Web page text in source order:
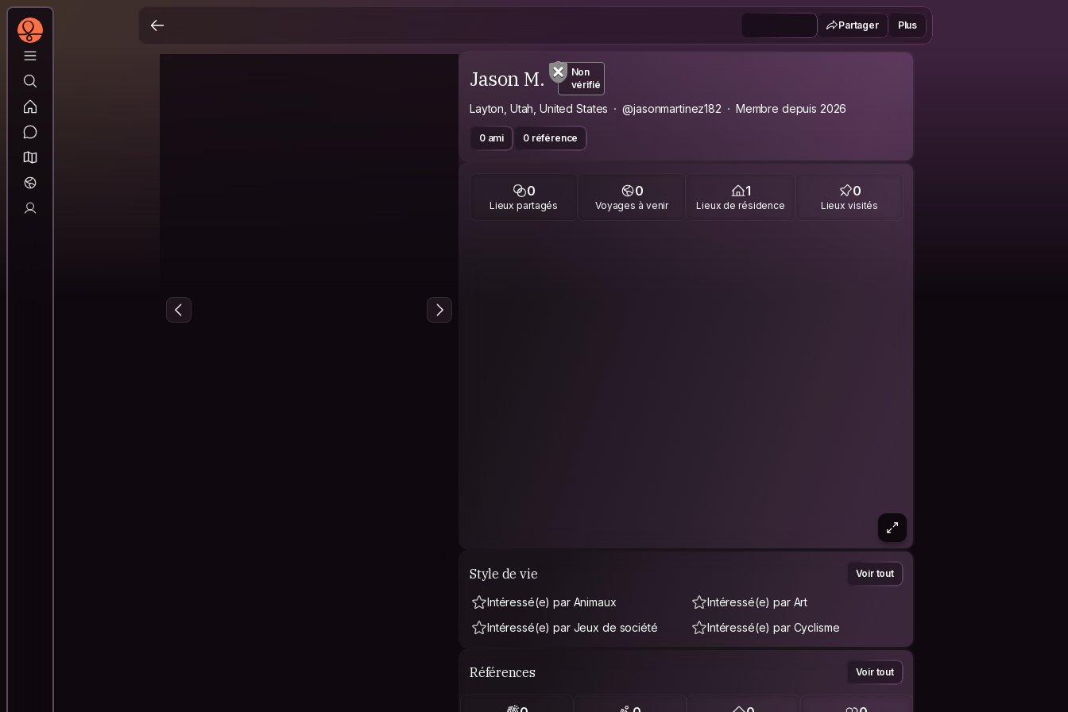
Partager Plus
Jason M.
Non
vérifié
Layton, Utah, United States @jasonmartinez182 Membre depuis 2026
0 ami 0 référence
0
Lieux partagés
0
Voyages à venir
1
Lieux de résidence
0
Lieux visités
Style de vie Voir tout
Intéressé(e) par Animaux
Intéressé(e) par Art
Intéressé(e) par Jeux de société
Intéressé(e) par Cyclisme
Références Voir tout